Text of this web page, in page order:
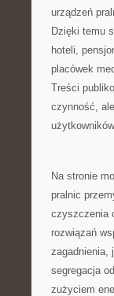
urządzeń
Dzięki temu
hoteli,
placówek
Treści
czynność,
Na stronie
pralnic
czyszczenia
rozwiązań
zagadnienia,
segregacja
zużyciem